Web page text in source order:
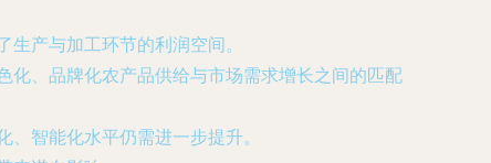
产与加工环节的利润空间。
化、品牌化农产品供给与市场需求增长之间的匹配
智能化水平仍需进一步提升。